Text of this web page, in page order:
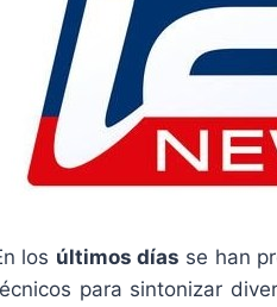
los últimos días se han
para sintonizar